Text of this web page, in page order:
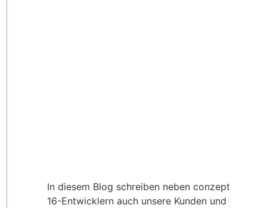
In diesem Blog schreiben neben conzept
16-Entwicklern auch unsere Kunden und